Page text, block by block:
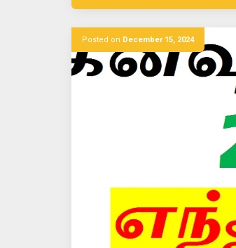
Posted on December 15, 2024